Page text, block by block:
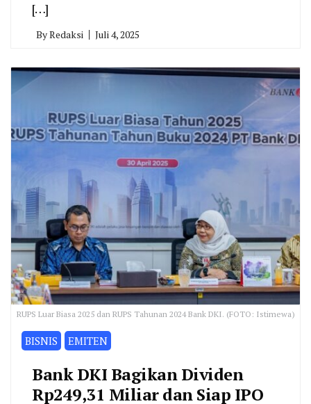
[…]
ByRedaksi Juli 4, 2025
RUPS Luar Biasa 2025 dan RUPS Tahunan 2024 Bank DKI. (FOTO: Istimewa)
BISNIS EMITEN
Bank DKI Bagikan Dividen
Rp249,31 Miliar dan Siap IPO